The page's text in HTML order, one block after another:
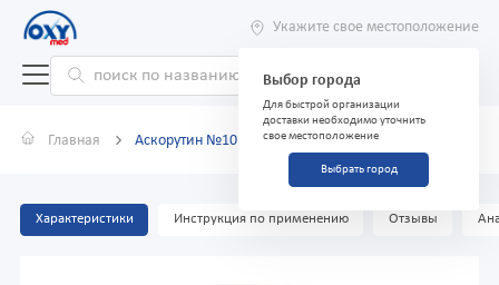
Укажите свое местоположение
Выбор города
Для быстрой организации
доставки необходимо уточнить
свое местоположение
Выбрать город
Главная Аскорутин №10
Характеристики Инструкция по применению Отзывы